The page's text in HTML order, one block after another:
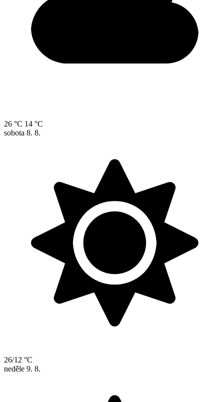
26 °C 14 °C
sobota 8. 8.
26/12 °C
neděle 9. 8.